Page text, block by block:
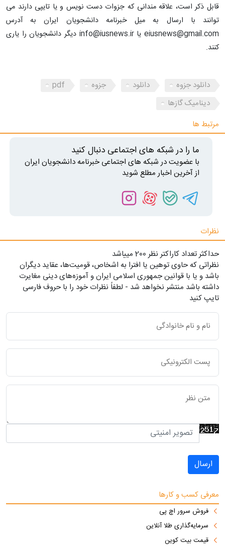
قابل ذکر است، علاقه مندانی که جزوات دست نویس و یا تایپی دارند می
توانند با ارسال به میل خبرنامه دانشجویان ایران به آدرس
eiusnews@gmail.com یا info@iusnews.ir دیگر دانشجویان را یاری
کنند.
دانلود جزوه دانلود جزوه
pdf
دینامیک گازها
مرتبط ها
ما را در شبکه های اجتماعی دنبال کنید
با عضویت در شبکه های اجتماعی خبرنامه دانشجویان ایران
از آخرین اخبار مطلع شوید
نظرات
حداکثر تعداد کاراکتر نظر 200 ميياشد
نظراتی که حاوی توهین یا افترا به اشخاص، قومیت‌ها، عقاید دیگران
باشد و یا با قوانین جمهوری اسلامی ایران و آموزه‌های دینی مغایرت
داشته باشد منتشر نخواهد شد - لطفاً نظرات خود را با حروف فارسی
تایپ کنید
ارسال
معرفی کسب و کارها
فروش سرور اچ پی
سرمایه‌گذاری طلا آنلاین
قیمت بیت کوین